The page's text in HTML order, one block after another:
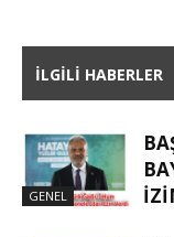
İLGILI HABERLER
GENEL